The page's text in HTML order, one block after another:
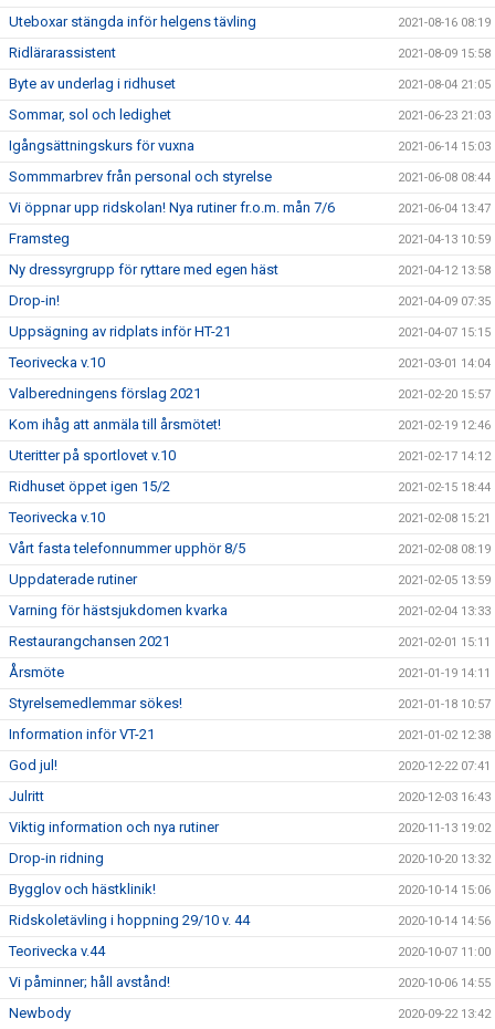
Uteboxar stängda inför helgens tävling 2021-08-16 08:19
Ridlärarassistent 2021-08-09 15:58
Byte av underlag i ridhuset 2021-08-04 21:05
Sommar, sol och ledighet 2021-06-23 21:03
Igångsättningskurs för vuxna 2021-06-14 15:03
Sommmarbrev från personal och styrelse 2021-06-08 08:44
Vi öppnar upp ridskolan! Nya rutiner fr.o.m. mån 7/6 2021-06-04 13:47
Framsteg 2021-04-13 10:59
Ny dressyrgrupp för ryttare med egen häst 2021-04-12 13:58
Drop-in! 2021-04-09 07:35
Uppsägning av ridplats inför HT-21 2021-04-07 15:15
Teorivecka v.10 2021-03-01 14:04
Valberedningens förslag 2021 2021-02-20 15:57
Kom ihåg att anmäla till årsmötet! 2021-02-19 12:46
Uteritter på sportlovet v.10 2021-02-17 14:12
Ridhuset öppet igen 15/2 2021-02-15 18:44
Teorivecka v.10 2021-02-08 15:21
Vårt fasta telefonnummer upphör 8/5 2021-02-08 08:19
Uppdaterade rutiner 2021-02-05 13:59
Varning för hästsjukdomen kvarka 2021-02-04 13:33
Restaurangchansen 2021 2021-02-01 15:11
Årsmöte 2021-01-19 14:11
Styrelsemedlemmar sökes! 2021-01-18 10:57
Information inför VT-21 2021-01-02 12:38
God jul! 2020-12-22 07:41
Julritt 2020-12-03 16:43
Viktig information och nya rutiner 2020-11-13 19:02
Drop-in ridning 2020-10-20 13:32
Bygglov och hästklinik! 2020-10-14 15:06
Ridskoletävling i hoppning 29/10 v. 44 2020-10-14 14:56
Teorivecka v.44 2020-10-07 11:00
Vi påminner; håll avstånd! 2020-10-06 14:55
Newbody 2020-09-22 13:42